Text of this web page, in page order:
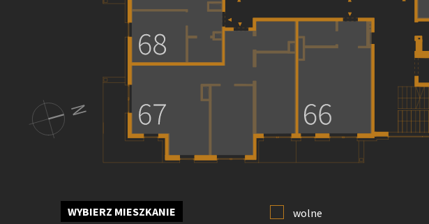
WYBIERZ MIESZKANIE wolne